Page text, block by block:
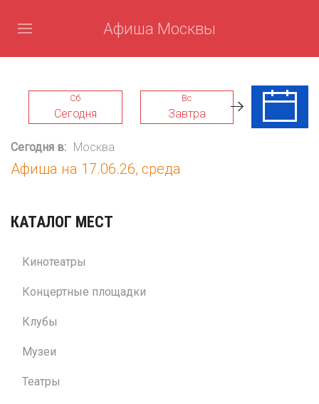
Афиша Москвы
Сб
Сегодня
Вс
Завтра
Пн
Сегодня в: Москва
Афиша на 17.06.26, среда
КАТАЛОГ МЕСТ
Кинотеатры
Концертные площадки
Клубы
Музеи
Театры